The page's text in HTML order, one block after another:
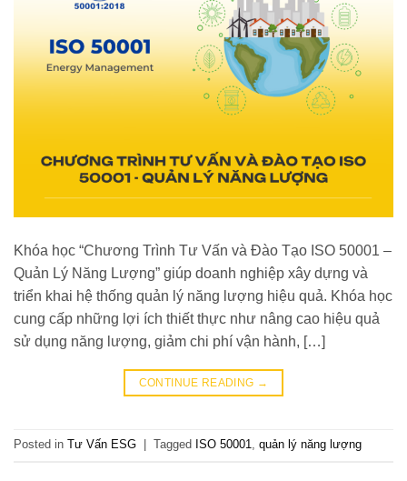
Khóa học “Chương Trình Tư Vấn và Đào Tạo ISO 50001 –
Quản Lý Năng Lượng” giúp doanh nghiệp xây dựng và
triển khai hệ thống quản lý năng lượng hiệu quả. Khóa học
cung cấp những lợi ích thiết thực như nâng cao hiệu quả
sử dụng năng lượng, giảm chi phí vận hành, […]
CONTINUE READING →
Posted in Tư Vấn ESG Tagged ISO 50001, quản lý năng lượng